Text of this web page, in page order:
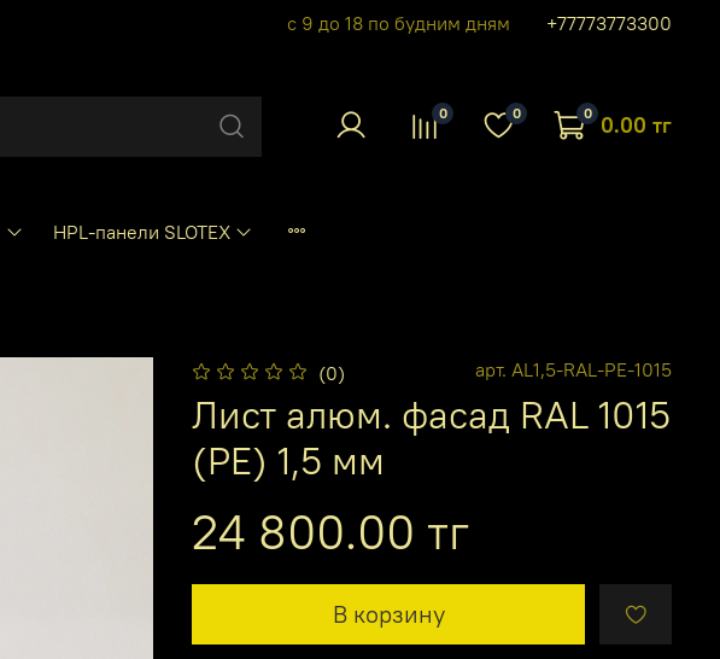
с 9 до 18 по будним дням +77773773300
0 0 0 0.00 тг
HPL-панели SLOTEX
(0) арт. AL1,5-RAL-PE-1015
Лист алюм. фасад RAL 1015
(PE) 1,5 мм
24 800.00 тг
В корзину